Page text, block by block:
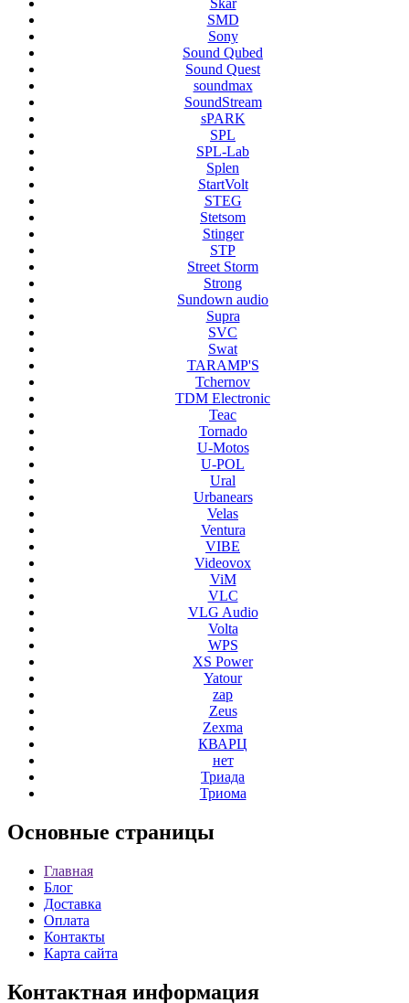
Skar
SMD
Sony
Sound Qubed
Sound Quest
soundmax
SoundStream
sPARK
SPL
SPL-Lab
Splen
StartVolt
STEG
Stetsom
Stinger
STP
Street Storm
Strong
Sundown audio
Supra
SVC
Swat
TARAMP'S
Tchernov
TDM Electronic
Teac
Tornado
U-Motos
U-POL
Ural
Urbanears
Velas
Ventura
VIBE
Videovox
ViM
VLC
VLG Audio
Volta
WPS
XS Power
Yatour
zap
Zeus
Zexma
КВАРЦ
нет
Триада
Триома
Основные страницы
Главная
Блог
Доставка
Оплата
Контакты
Карта сайта
Контактная информация